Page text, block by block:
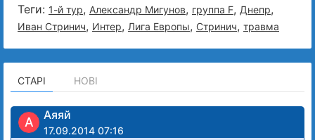
Теги: 1-й тур, Александр Мигунов, группа F, Днепр,
Иван Стринич, Интер, Лига Европы, Стринич, травма
СТАРІ НОВІ
А Аяяй
17.09.2014 07:16